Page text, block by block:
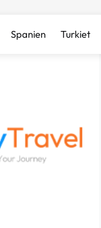
Spanien Turkiet